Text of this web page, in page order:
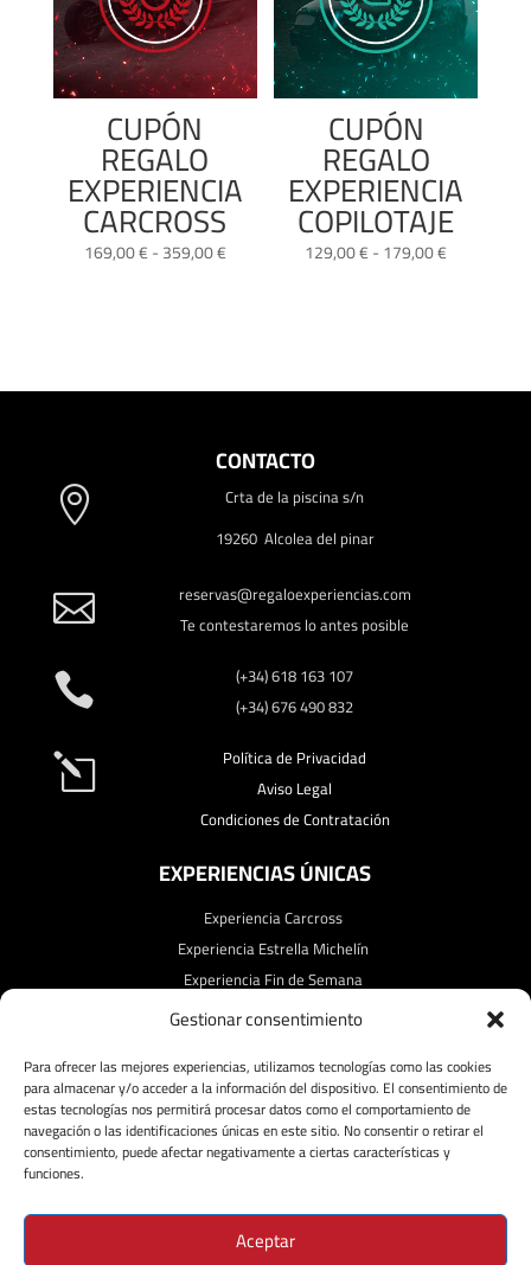
Gestionar consentimiento
Para ofrecer las mejores experiencias, utilizamos tecnologías como las cookies
para almacenar y/o acceder a la información del dispositivo. El consentimiento de
estas tecnologías nos permitirá procesar datos como el comportamiento de
navegación o las identificaciones únicas en este sitio. No consentir o retirar el
consentimiento, puede afectar negativamente a ciertas características y
funciones.
Aceptar
549,00 €
CUPÓN
REGALO
EXPERIENCIA
CARCROSS
169,00€-359,00€Rango
CUPÓN
REGALO
EXPERIENCIA
COPILOTAJE
129,00€-179,00€Rango
CONTACTO

Crta de la piscina s/n
19260 Alcolea del pinar

reservas@regaloexperiencias.com
Te contestaremos lo antes posible

(+34) 618 163 107
(+34) 676 490 832
l
Política de Privacidad
Aviso Legal
Condiciones de Contratación
EXPERIENCIAS ÚNICAS
Experiencia Carcross
Experiencia Estrella Michelín
Experiencia Fin de Semana
Experiencia Starligth
SÍGUENOS!